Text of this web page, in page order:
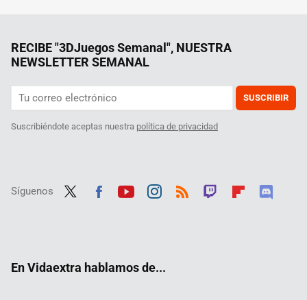
RECIBE "3DJuegos Semanal", NUESTRA
NEWSLETTER SEMANAL
SUSCRIBIR
Suscribiéndote aceptas nuestra política de privacidad
Síguenos
En Vidaextra hablamos de...